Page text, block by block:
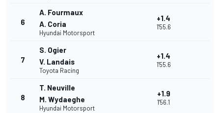
6
A. Fourmaux
A. Coria
Hyundai Motorsport
+1.4
1'55.6
7
S. Ogier
V. Landais
Toyota Racing
+1.4
1'55.6
8
T. Neuville
M. Wydaeghe
Hyundai Motorsport
+1.9
1'56.1